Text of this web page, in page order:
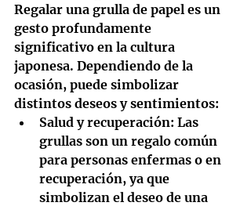
Regalar una grulla de papel es un
gesto profundamente
significativo en la cultura
japonesa. Dependiendo de la
ocasión, puede simbolizar
distintos deseos y sentimientos:
Salud y recuperación: Las
grullas son un regalo común
para personas enfermas o en
recuperación, ya que
simbolizan el deseo de una